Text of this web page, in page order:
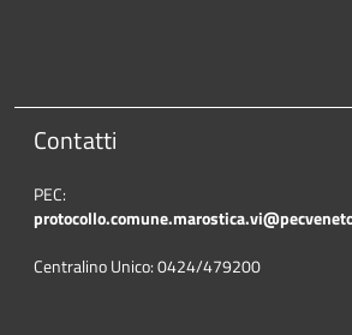
Contatti
PEC:
protocollo.comune.marostica.
Centralino Unico: 0424/479200